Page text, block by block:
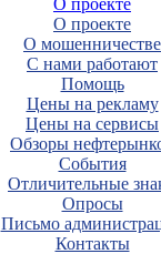
О проекте
О проекте
О мошенничестве
С нами работают
Помощь
Цены на рекламу
Цены на сервисы
Обзоры
События
Отличительные
Опросы
Письмо
Контакты